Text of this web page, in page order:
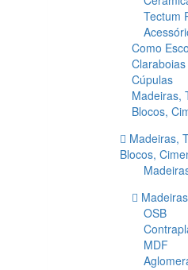
Tectum
Como
Cúpulas
Madeiras,
Blocos,
Madeiras,
Blocos,
Madeiras
OSB
MDF